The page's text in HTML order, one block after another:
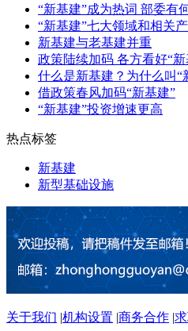
“新基建”成为热词 部委有
“新基建”七大领域和相关
新基建与老基建并重
政策陆续加码 各方看好“新
什么是新基建？为什么叫“
借政策春风加码“新基建”
“新基建”投资增速更高
热点标签
新基建
新型基础设施
关于我们 |机构设置 |商务合作 |